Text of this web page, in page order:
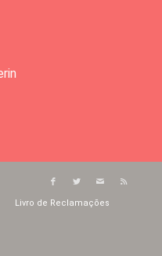
Livro de Reclamações